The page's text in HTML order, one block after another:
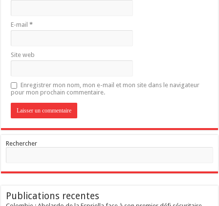
E-mail*
Site web
Enregistrer mon nom, mon e-mail et mon site dans le navigateur
pour mon prochain commentaire.
Rechercher
Publications recentes